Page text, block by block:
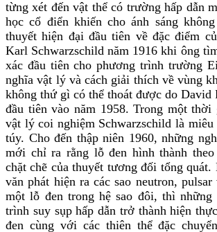
từng xét đến vật thể có trường hấp dẫn
học cổ điển khiến cho ánh sáng
thuyết hiện đại đầu tiên về đặc điểm
Karl Schwarzschild năm 1916 khi ông
xác đầu tiên cho phương trình trường
nghĩa vật lý và cách giải thích về vùng
không thứ gì có thể thoát được do David
đầu tiên vào năm 1958. Trong một thời
vật lý coi nghiệm Schwarzschild là miêu
túy. Cho đến thập niên 1960, những
mới chỉ ra rằng lỗ đen hình thành theo
chặt chẽ của thuyết tương đối tổng quát.
văn phát hiện ra các sao neutron,
một lỗ đen trong hệ sao đôi, thì những
trình suy sụp hấp dẫn trở thành hiện
đen cùng với các thiên thể đặc